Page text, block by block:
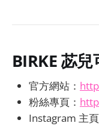
BIRKE 苾兒
官方網站：
粉絲專頁：
Instagram 主頁